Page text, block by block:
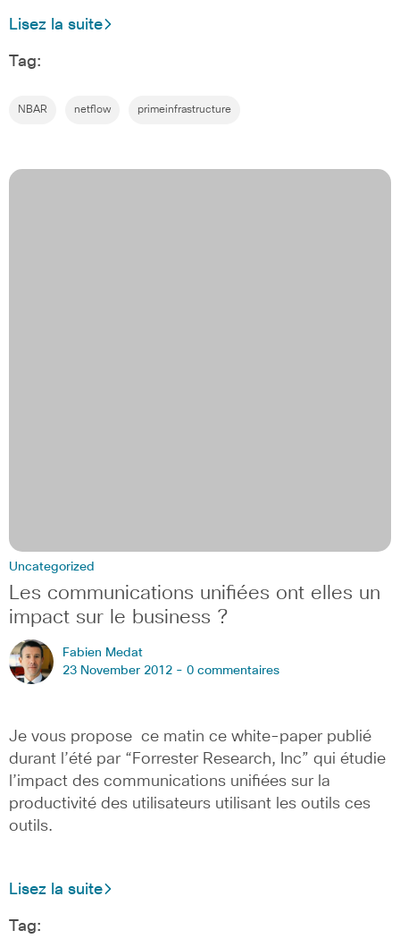
Lisez la suite
Tag:
NBAR netflow primeinfrastructure
Uncategorized
Les communications unifiées ont elles un
impact sur le business ?
Fabien Medat
23 November 2012 - 0 commentaires
Je vous propose ce matin ce white-paper publié
durant l’été par “Forrester Research, Inc” qui étudie
l’impact des communications unifiées sur la
productivité des utilisateurs utilisant les outils ces
outils.
Lisez la suite
Tag: